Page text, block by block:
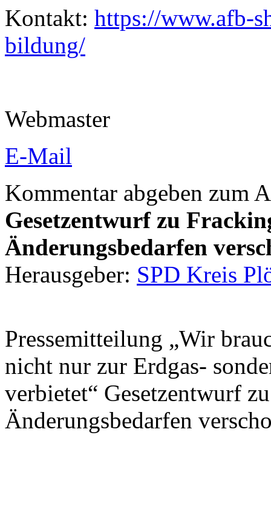
Kontakt: https://www.afb-
bildung/
Webmaster
E-Mail
Kommentar abgeben zum
Gesetzentwurf zu
Änderungsbedarfen
Herausgeber: SPD Kreis
Pressemitteilung „Wir
nicht nur zur Erdgas-
verbietet“ Gesetzentwurf
Änderungsbedarfen